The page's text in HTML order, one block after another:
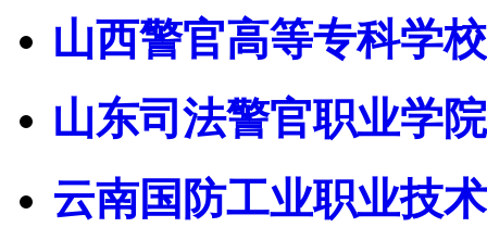
山西警官高等专科学校
山东司法警官职业学院
云南国防工业职业技